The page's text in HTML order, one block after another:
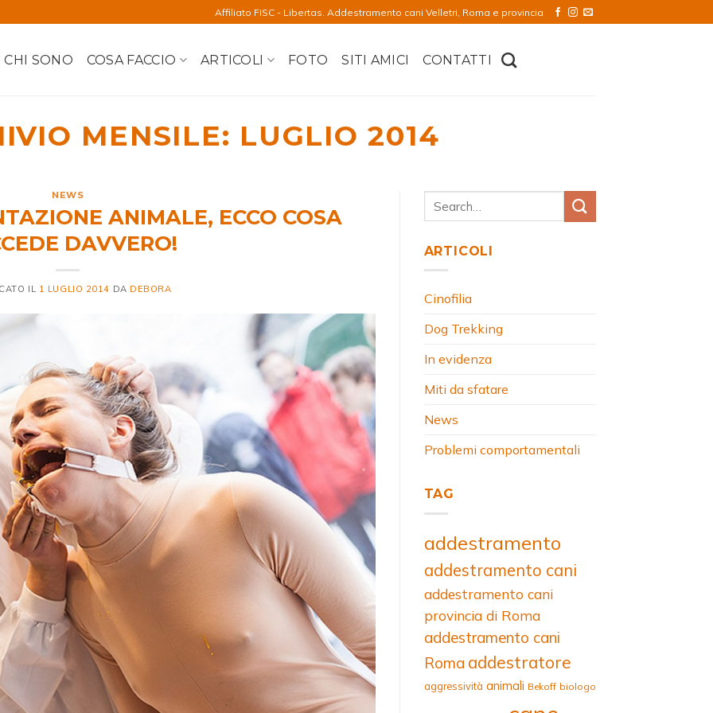
Affiliato FISC - Libertas. Addestramento cani Velletri, Roma e provincia
CHI SONO COSA FACCIO ARTICOLI FOTO SITI AMICI CONTATTI
MENSILE: LUGLIO 2014
NEWS
ANIMALE, ECCO COSA
DAVVERO!
IL 1 LUGLIO 2014 DA DEBORA
ARTICOLI
Cinofilia
Dog Trekking
In evidenza
Miti da sfatare
News
Problemi comportamentali
TAG
addestramento
addestramento cani
addestramento cani
provincia di Roma
addestramento cani
Roma addestratore
aggressività animali Bekoff biologo